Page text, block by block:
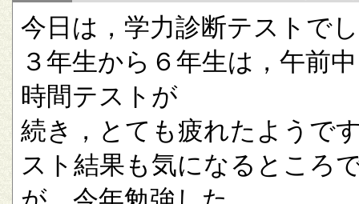
今日は，学力診断テストで
３年生から６年生は，午前
時間テストが
続き，とても疲れたようで
スト結果も気になるところ